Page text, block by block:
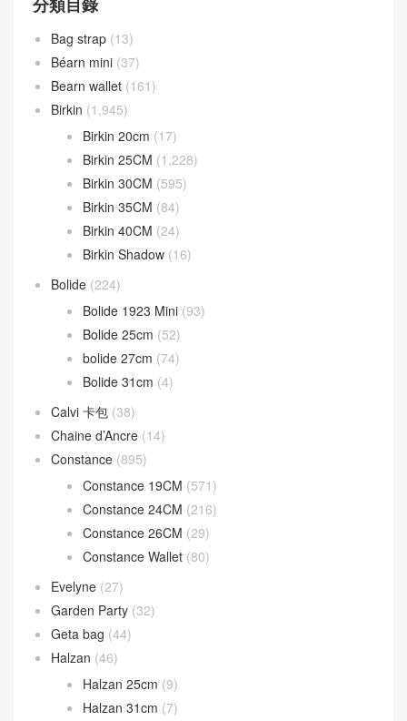
Bag strap (13)
Béarn mini (37)
Bearn wallet (161)
Birkin (1,945)
Birkin 20cm (17)
Birkin 25CM (1,228)
Birkin 30CM (595)
Birkin 35CM (84)
Birkin 40CM (24)
Birkin Shadow (16)
Bolide (224)
Bolide 1923 Mini (93)
Bolide 25cm (52)
bolide 27cm (74)
Bolide 31cm (4)
Calvi 卡包 (38)
Chaine d’Ancre (14)
Constance (895)
Constance 19CM (571)
Constance 24CM (216)
Constance 26CM (29)
Constance Wallet (80)
Evelyne (27)
Garden Party (32)
Geta bag (44)
Halzan (46)
Halzan 25cm (9)
Halzan 31cm (7)